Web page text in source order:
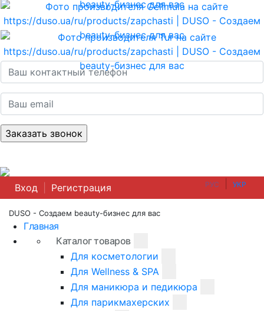
РУС УКР
Вход Регистрация
DUSO - Создаем beauty-бизнес для вас
Главная
Каталог товаров
Для косметологии
Для Wellness & SPA
Для маникюра и педикюра
Для парикмахерских